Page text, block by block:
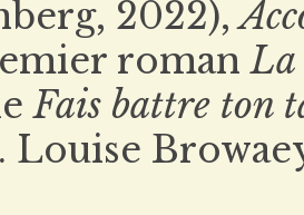
2022),
romanLa
Fais battre ton
Louise